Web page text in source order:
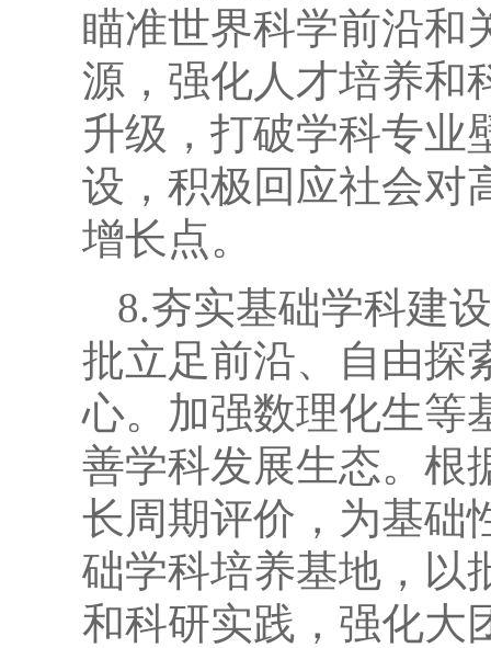
瞄准世界科学前沿和
源，强化人才培养和
升级，打破学科专业
设，积极回应社会对
增长点。
8.夯实基础学科建
批立足前沿、自由探
心。加强数理化生等
善学科发展生态。根
长周期评价，为基础
础学科培养基地，以
和科研实践，强化大